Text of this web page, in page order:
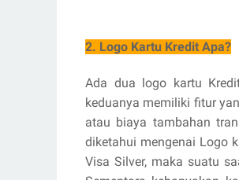
2. Logo Kartu Kredit Apa?
Ada dua logo kartu
keduanya memiliki fitur
atau biaya tambahan
diketahui mengenai Logo
Visa Silver, maka suatu